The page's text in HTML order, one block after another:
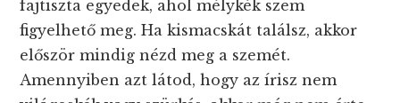
fajtiszta egyedek, ahol mélykék szem
figyelhető meg. Ha kismacskát találsz, akkor
először mindig nézd meg a szemét.
Amennyiben azt látod, hogy az írisz nem